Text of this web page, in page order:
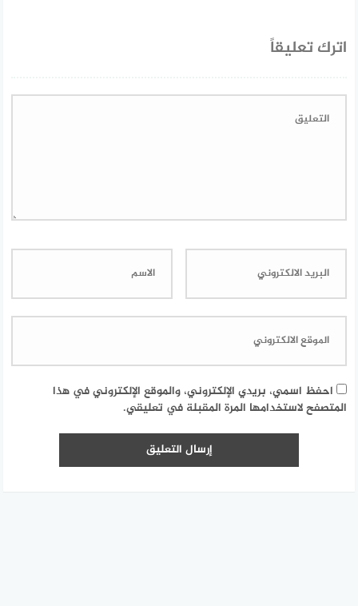
اترك تعليقاً
احفظ اسمي، بريدي الإلكتروني، والموقع الإلكتروني في هذا
المتصفح لاستخدامها المرة المقبلة في تعليقي.